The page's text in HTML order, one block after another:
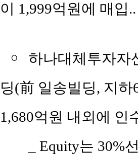
이 1,999억원에 매입..
￮
하나대체투자자
딩(前 일송빌딩, 지
1,680억원 내외에 인
_ Equity는